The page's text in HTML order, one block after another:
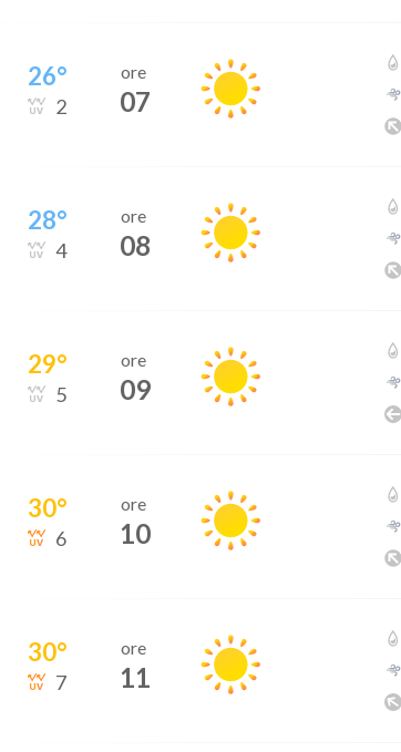
26°
2
ore
07
28°
4
ore
08
29°
5
ore
09
30°
6
ore
10
30°
7
ore
11